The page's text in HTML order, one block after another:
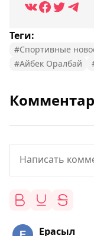
Теги:
#Спортивные
#Айбек Оралбай
Ерасыл